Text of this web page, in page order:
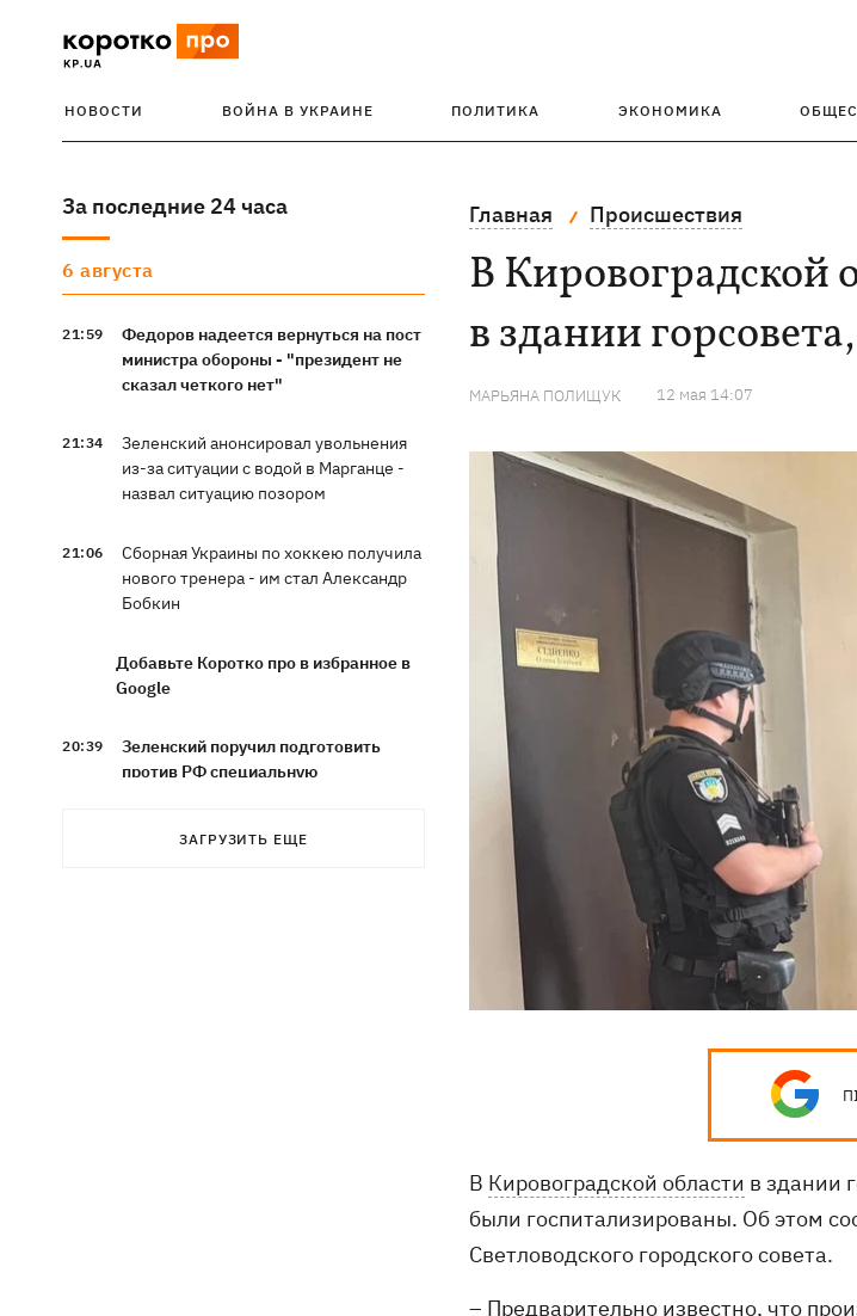
НОВОСТИ ВОЙНА В УКРАИНЕ ПОЛИТИКА ЭКОНОМИКА
За последние 24 часа
6 августа
21:59
Федоров надеется вернуться на пост
министра обороны - "президент не
сказал четкого нет"
21:34
Зеленский анонсировал увольнения
из-за ситуации с водой в Марганце -
назвал ситуацию позором
21:06
Сборная Украины по хоккею получила
нового тренера - им стал Александр
Бобкин
Добавьте Коротко про в избранное в
Google
20:39
Зеленский поручил подготовить
против РФ специальную
ЗАГРУЗИТЬ ЕЩЕ
Главная Происшествия
В Кировоградской
в здании
МАРЬЯНА ПОЛИЩУК 12 мая 14:07
В Кировоградской области в здании
были госпитализированы. Об этом
Светловодского городского совета.
– Предварительно известно, что